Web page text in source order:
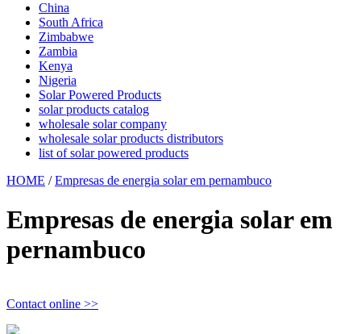
China
South Africa
Zimbabwe
Zambia
Kenya
Nigeria
Solar Powered Products
solar products catalog
wholesale solar company
wholesale solar products distributors
list of solar powered products
HOME /Empresas de energia solar em pernambuco
Empresas de energia solar em
pernambuco
Contact online >>